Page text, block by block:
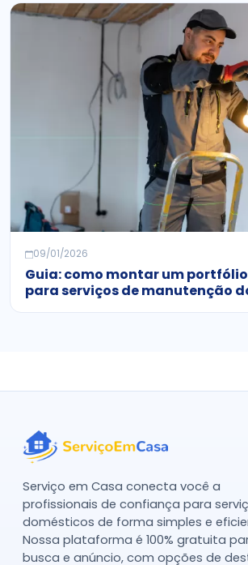
09/01/2026
Guia: como montar um
para serviços de manutenção
Serviço em Casa conecta você a
profissionais de confiança para
domésticos de forma simples e
Nossa plataforma é 100% gratuita
busca e anúncio, com opções de